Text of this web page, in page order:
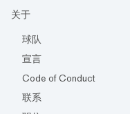
关于
球队
宣言
Code of Conduct
联系